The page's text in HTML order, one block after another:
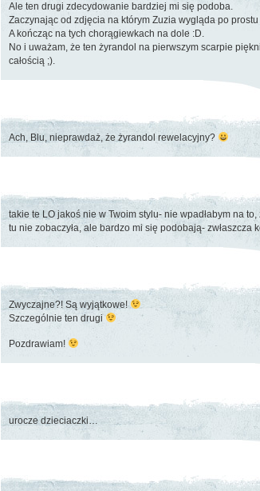
Ale ten drugi zdecydowanie bardziej mi się podoba.
Zaczynając od zdjęcia na którym Zuzia wygląda po prostu
A kończąc na tych chorągiewkach na dole :D.
No i uważam, że ten żyrandol na pierwszym scarpie
całością ;).
Ach, Blu, nieprawdaż, że żyrandol rewelacyjny?
takie te LO jakoś nie w Twoim stylu- nie wpadłabym na
tu nie zobaczyła, ale bardzo mi się podobają- zwłaszcza
Zwyczajne?! Są wyjątkowe!
Szczególnie ten drugi
Pozdrawiam!
urocze dzieciaczki…